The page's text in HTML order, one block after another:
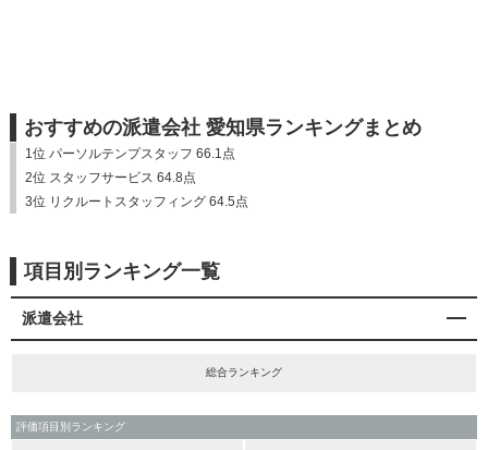
おすすめの派遣会社 愛知県ランキングまとめ
1位 パーソルテンプスタッフ 66.1点
2位 スタッフサービス 64.8点
3位 リクルートスタッフィング 64.5点
項目別ランキング一覧
派遣会社
総合ランキング
評価項目別ランキング